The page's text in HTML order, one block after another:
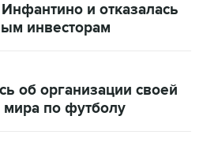
и отказалась
инвесторам
об организации своей
мира по футболу